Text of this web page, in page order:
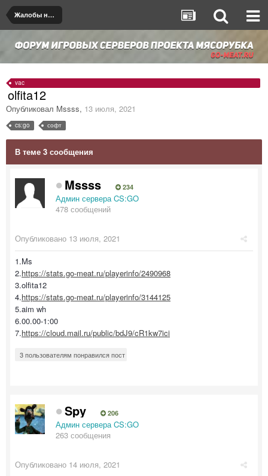
Жалобы на игроков/админов
vac
olfita12
Опубликовал Mssss, 13 июля, 2021
cs:go софт
В теме 3 сообщения
Mssss 234
Админ сервера CS:GO
478 сообщений
Опубликовано 13 июля, 2021
1.Ms
2.https://stats.go-meat.ru/playerinfo/2490968
3.olfita12
4.https://stats.go-meat.ru/playerinfo/3144125
5.aim wh
6.00.00-1:00
7.https://cloud.mail.ru/public/bdJ9/cR1kw7ici
3 пользователям понравился пост
Spy 206
Админ сервера CS:GO
263 сообщения
Опубликовано 14 июля, 2021